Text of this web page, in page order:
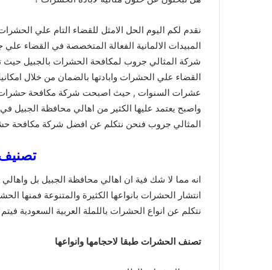
نقدم لكم اليوم الحل الامثل للقضاء التام علي الحشرات
المبيدات الالمانية الفعالة المتخصصة في القضاء
شركة المثالي جروب لمكافحة الحشرات بالجبيل
القضاء علي الحشرات وابادتها بالضمان من خلال
عشرات السنوات , حيث اصبحت شركة مكافحة حشرات
واصبح يعتمد عليها الكثير من اهالي محافظة
المثالي جروب فنحن نتكلم عن افضل شركة مكافحة
انه مما لا شك فية ان اهالي محافظة الجبيل بل
انتشار الحشرات بانواعها الكثيرة والمتنوعة فمنها
نتكلم عن انواع الحشرات باللملة العربية السعودية
تصنف الحشرات طبقا لاحجامها وانواعها